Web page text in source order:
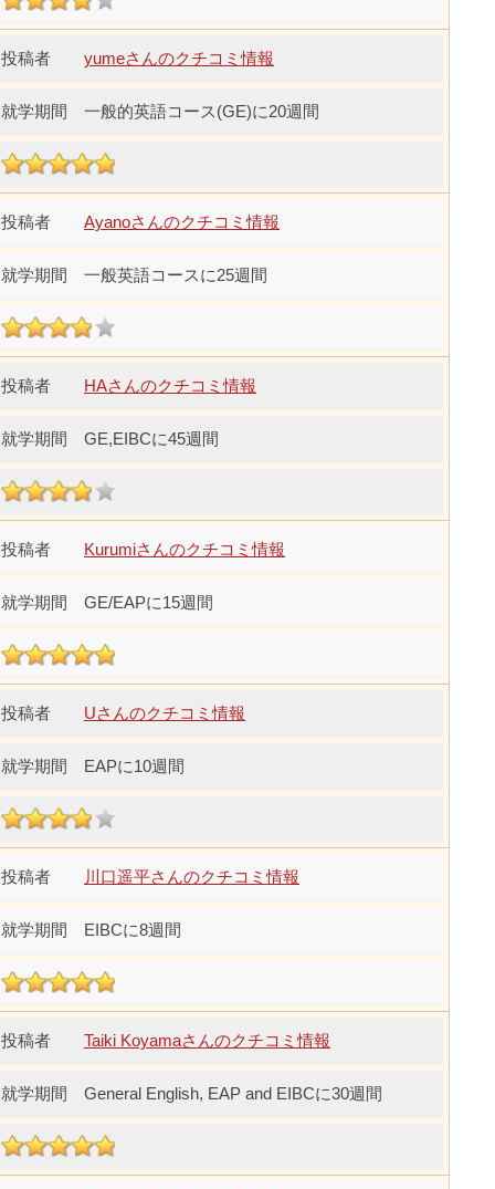
yumeさんのクチコミ情報
一般的英語コース(GE)に20週間
Ayanoさんのクチコミ情報
一般英語コースに25週間
HAさんのクチコミ情報
GE,EIBCに45週間
Kurumiさんのクチコミ情報
GE/EAPに15週間
Uさんのクチコミ情報
EAPに10週間
川口遥平さんのクチコミ情報
EIBCに8週間
Taiki Koyamaさんのクチコミ情報
General English, EAP and EIBCに30週間